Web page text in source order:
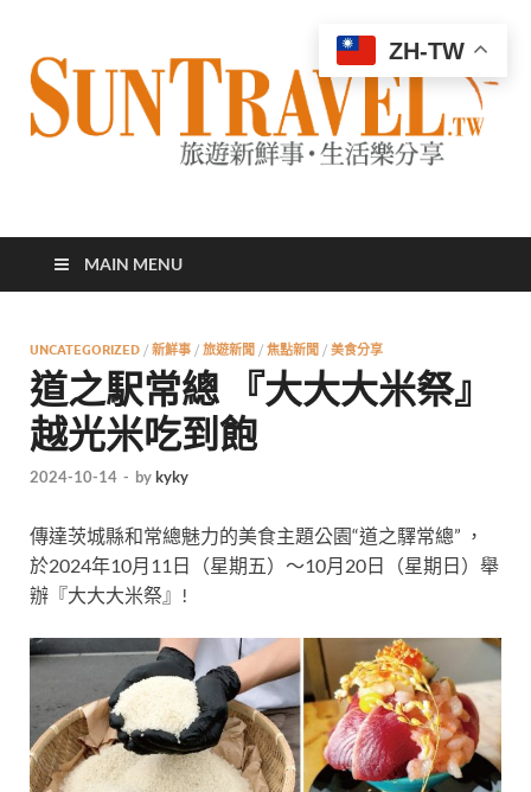
太陽網
MAIN MENU
UNCATEGORIZED / 新鮮事 / 旅遊新聞 / 焦點新聞 / 美食分享
道之駅常總 『大大大米祭』
越光米吃到飽
2024-10-14 - bykyky
傳達茨城縣和常總魅力的美食主題公園“道之驛常總” ，
於2024年10月11日（星期五）～10月20日（星期日）舉
辦『大大大米祭』!
ZH-TW